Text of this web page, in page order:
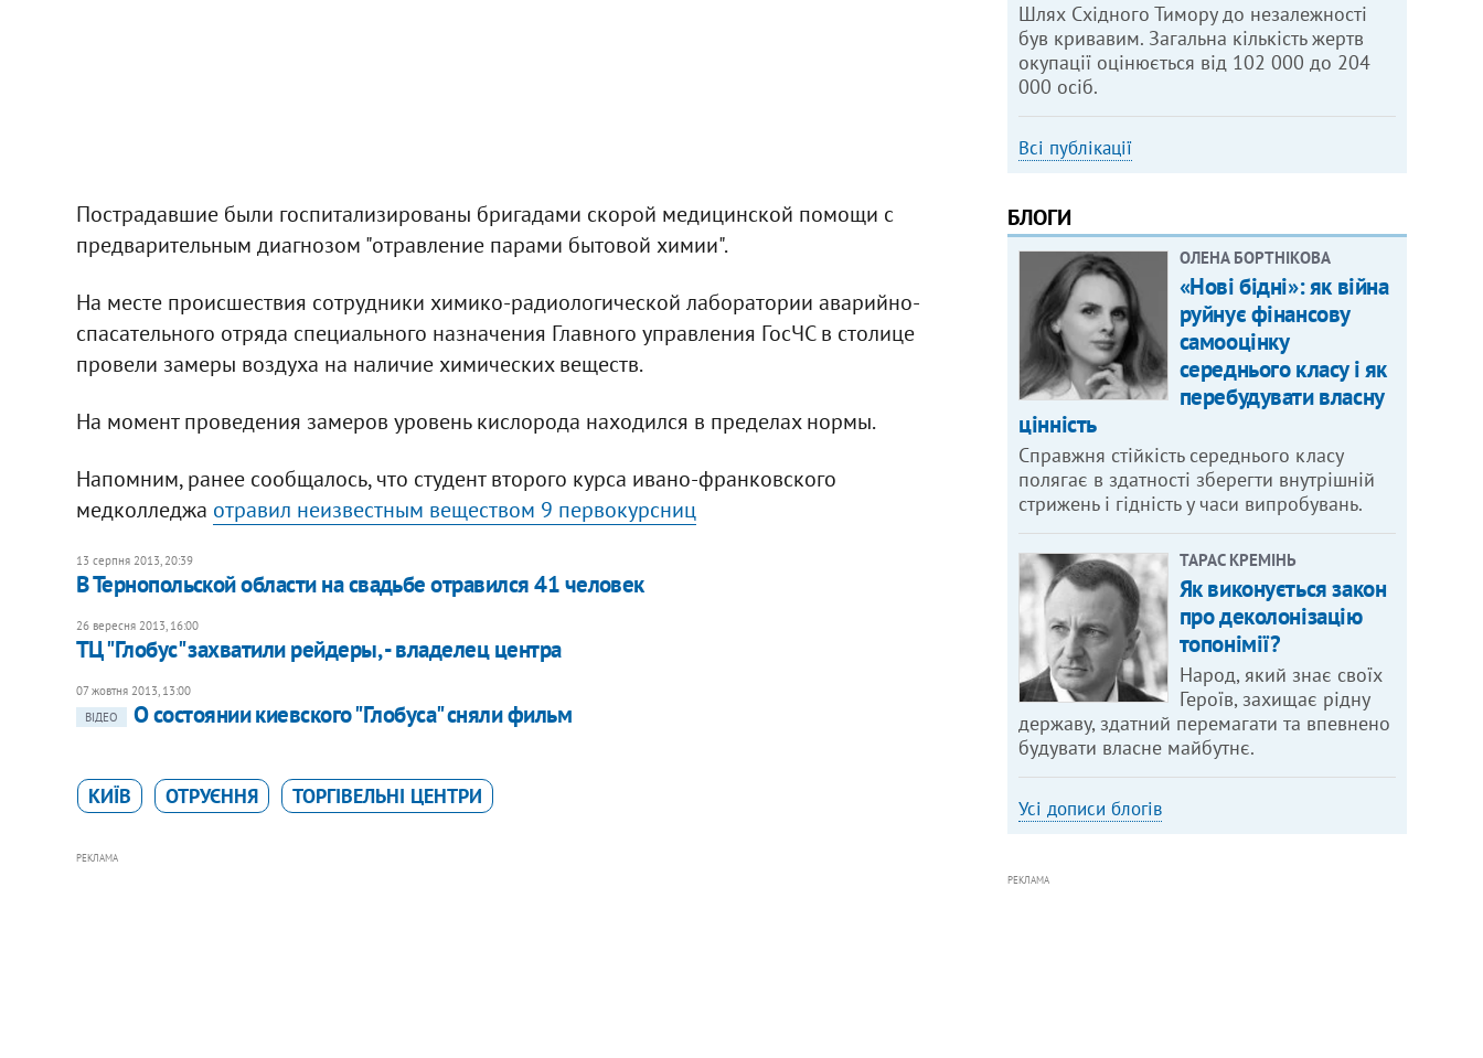
Пострадавшие были госпитализированы бригадами скорой медицинской помощи с
предварительным диагнозом "отравление парами бытовой химии".
На месте происшествия сотрудники химико-радиологической лаборатории аварийно-
спасательного отряда специального назначения Главного управления ГосЧС в столице
провели замеры воздуха на наличие химических веществ.
На момент проведения замеров уровень кислорода находился в пределах нормы.
Напомним, ранее сообщалось, что студент второго курса ивано-франковского
медколледжа отравил неизвестным веществом 9 первокурсниц
13 серпня 2013, 20:39
В Тернопольской области на свадьбе отравился 41 человек
26 вересня 2013, 16:00
ТЦ "Глобус" захватили рейдеры, - владелец центра
07 жовтня 2013, 13:00
ВІДЕО
О состоянии киевского "Глобуса" сняли фильм
КИЇВ ОТРУЄННЯ ТОРГІВЕЛЬНІ ЦЕНТРИ
РЕКЛАМА
Шлях Східного Тимору до незалежності
був кривавим. Загальна кількість жертв
окупації оцінюється від 102 000 до 204
000 осіб.
Всі публікації
БЛОГИ
ОЛЕНА БОРТНІКОВА
«Нові бідні»: як війна
руйнує фінансову
самооцінку
середнього класу і як
перебудувати власну
цінність
Справжня стійкість середнього класу
полягає в здатності зберегти внутрішній
стрижень і гідність у часи випробувань.
ТАРАС КРЕМІНЬ
Як виконується закон
про деколонізацію
топонімії?
Народ, який знає своїх
Героїв, захищає рідну
державу, здатний перемагати та впевнено
будувати власне майбутнє.
Усі дописи блогів
РЕКЛАМА